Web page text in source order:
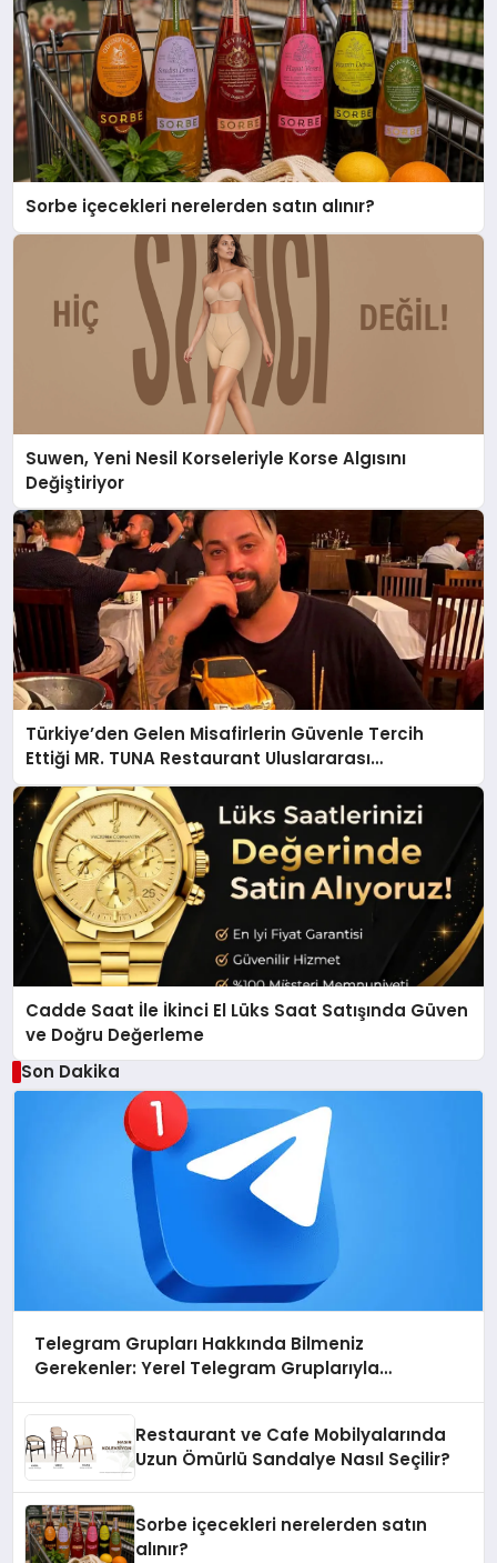
Sorbe içecekleri nerelerden satın alınır?
Suwen, Yeni Nesil Korseleriyle Korse Algısını
Değiştiriyor
Türkiye’den Gelen Misafirlerin Güvenle Tercih
Ettiği MR. TUNA Restaurant Uluslararası
Başarısıyla Dikkat Çekiyor
Cadde Saat İle İkinci El Lüks Saat Satışında Güven
ve Doğru Değerleme
Son Dakika
Telegram Grupları Hakkında Bilmeniz
Gerekenler: Yerel Telegram Gruplarıyla
Restaurant ve Cafe Mobilyalarında
Uzun Ömürlü Sandalye Nasıl Seçilir?
Sorbe içecekleri nerelerden satın
alınır?